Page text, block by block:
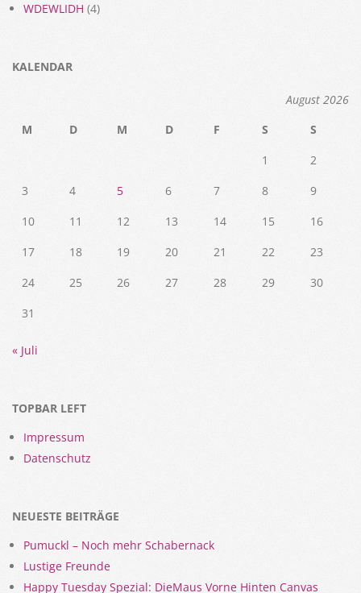
WDEWLIDH (4)
KALENDAR
August 2026
M
D M D F S
S
1
2
3
4 5 6 7 8
9
10
11 12 13 14 15
16
17
18 19 20 21 22
23
24
25 26 27 28 29
30
31
« Juli
TOPBAR LEFT
Impressum
Datenschutz
NEUESTE BEITRÄGE
Pumuckl – Noch mehr Schabernack
Lustige Freunde
Happy Tuesday Spezial: DieMaus Vorne Hinten Canvas